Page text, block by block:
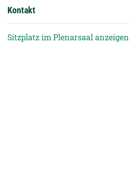
Kontakt
Sitzplatz im Plenarsaal anzeigen